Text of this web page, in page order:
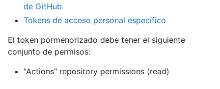
de GitHub
Tokens de acceso personal específico
El token pormenorizado debe tener el siguiente
conjunto de permisos:
"Actions" repository permissions (read)